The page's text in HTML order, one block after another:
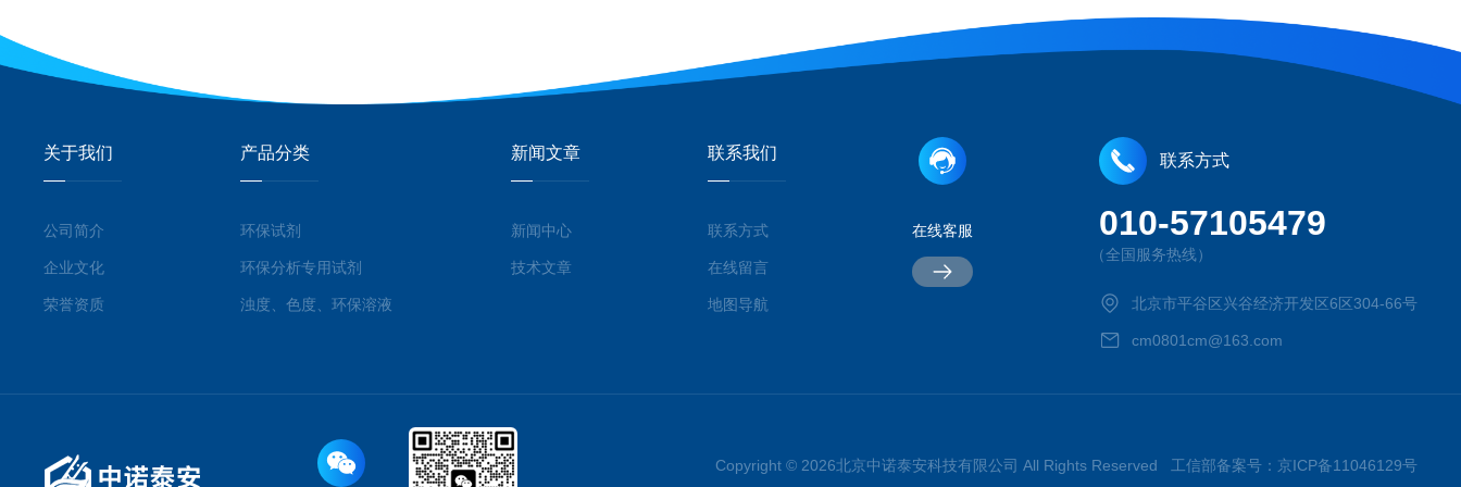
关于我们
公司简介
企业文化
荣誉资质
产品分类
环保试剂
环保分析专用试剂
浊度、色度、环保溶液
新闻文章
新闻中心
技术文章
联系我们
联系方式
在线留言
地图导航
在线客服
联系方式
010-57105479
（全国服务热线）
北京市平谷区兴谷经济开发区6区304-66号
cm0801cm@163.com
Copyright © 2026北京中诺泰安科技有限公司 All Rights Reserved 工信部备案号： 京ICP备11046129号